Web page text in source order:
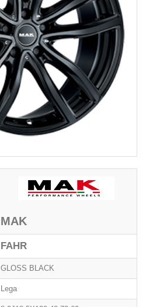
MAK
FAHR
GLOSS BLACK
Lega